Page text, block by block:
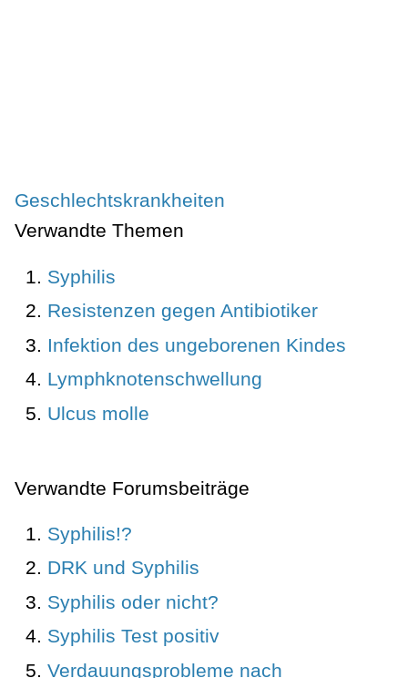
Geschlechtskrankheiten
Verwandte Themen
Syphilis
Resistenzen gegen Antibiotiker
Infektion des ungeborenen Kindes
Lymphknotenschwellung
Ulcus molle
Verwandte Forumsbeiträge
Syphilis!?
DRK und Syphilis
Syphilis oder nicht?
Syphilis Test positiv
Verdauungsprobleme nach